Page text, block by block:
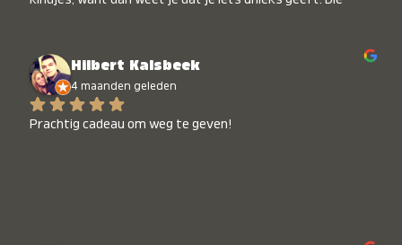
Hilbert Kalsbeek
4 maanden geleden
Prachtig cadeau om weg te geven!